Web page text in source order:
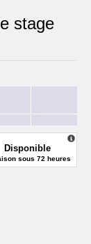
stage
Disponible
sous 72 heures